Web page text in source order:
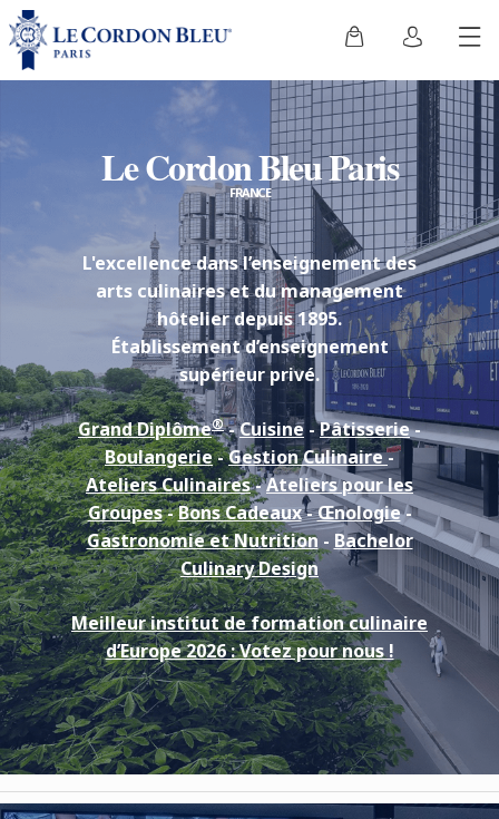
Le Cordon Bleu Paris
FRANCE
L'excellence dans l’enseignement des
arts culinaires et du management
hôtelier depuis 1895.
Établissement d’enseignement
supérieur privé.
Grand Diplôme®-Cuisine -Pâtisserie-
Boulangerie-Gestion Culinaire-
Ateliers Culinaires-Ateliers pour les
Groupes-Bons Cadeaux-Œnologie-
Gastronomie et Nutrition - Bachelor
Culinary Design
Meilleur institut de formation culinaire
d’Europe 2026 : Votez pour nous !